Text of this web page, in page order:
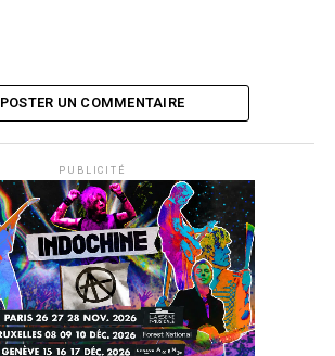
POSTER UN COMMENTAIRE
PUBLICITÉ